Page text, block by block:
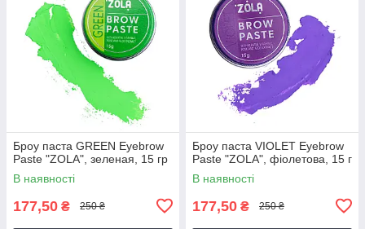
Броу паста GREEN Eyebrow
Paste "ZOLA", зеленая, 15 гр
В наявності
177,50 ₴ 250 ₴
Броу паста VIOLET Eyebrow
Paste "ZOLA", фіолетова, 15 г
В наявності
177,50 ₴ 250 ₴